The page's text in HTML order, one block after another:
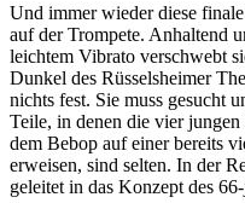
Und immer wieder diese
auf der Trompete. Anhaltend
leichtem Vibrato verschwebt
Dunkel des Rüsselsheimer
nichts fest. Sie muss gesucht
Teile, in denen die vier
dem Bebop auf einer bereits
erweisen, sind selten. In der
geleitet in das Konzept des